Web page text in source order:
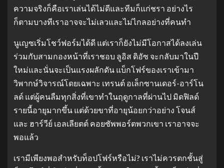
ความจริงก็คือเราเล่นได้ไม่ดีและทีมก็แก่ชรา อย่างไร
ก็ตามบางทีเราอาจจะไม่เลวและไม่ไกลอย่างที่คนทํา
นูเญซเริ่มโชว์ฟอร์มได้ดี แต่เราก็ยังไม่มีโอกาสได้ลงเล่น
ร่วมกับสามกองหน้าที่เราชอบ ลูอิส ดิอัซ จะกลับมาในปี
ใหม่และนั่นจะเป็นแรงผลักดัน แบ็กโฟร์ของเราเข้ามา
วิพากษ์วิจารณ์โดยเฉพาะ เทรนต์ อเล็กซานเดอร์-อาร์โน
ลด์ แต่ผู้คนลืมทุกสิ่งที่เขาทําในฤดูกาลที่ผ่านไป มิดฟิลด์
รายนี้อายุมากขึ้น แต่ด้วยขาที่อายุน้อยกว่าอย่าง โจนส์
และ ฮาร์วีย์ เอลเลียตต์ คอยซัพพอร์ตพวกเขา เราอาจจะ
พอแล้ว
เรามีเพียงพอสําหรับท็อปโฟร์หรือไม่? เราไม่ควรตกชั้นสู่